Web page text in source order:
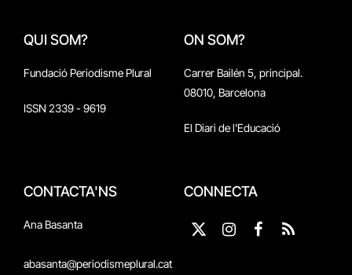
QUI SOM?
Fundació Periodisme Plural
ISSN 2339 - 9619
ON SOM?
Carrer Bailén 5, principal.
08010, Barcelona
El Diari de l'Educació
CONTACTA'NS
Ana Basanta
abasanta@periodismeplural.cat
CONNECTA
X
Instagram
Facebook
RSS